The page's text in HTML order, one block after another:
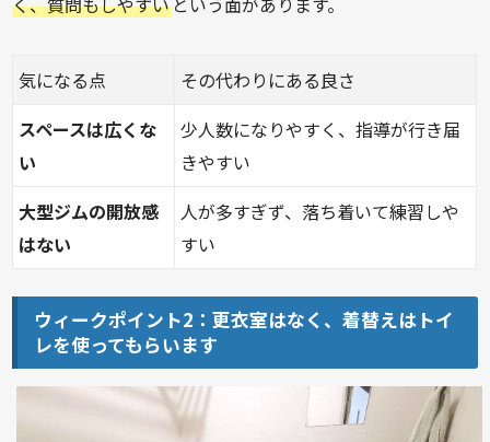
気になる点
その代わりにある良さ
スペースは広くな
い
少人数になりやすく、指導が行き届
きやすい
大型ジムの開放感
はない
人が多すぎず、落ち着いて練習しや
すい
ウィークポイント2：更衣室はなく、着替えはトイ
レを使ってもらいます